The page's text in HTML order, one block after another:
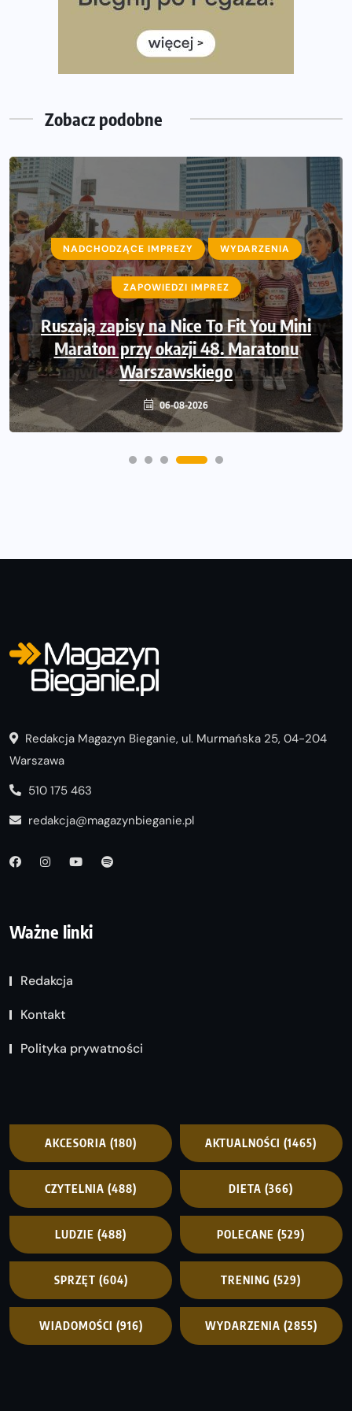
Rozbiegany Olsztyn szykuje się na weekend z
Już w tę sobotę 35. Bieg Powstania Warszawskiego.
Wystartuje rekordowa liczba uczestników
Zobacz podobne
NADCHODZĄCE IMPREZY WYDARZENIA
ZAPOWIEDZI IMPREZ
Ruszają zapisy na Nice To Fit You Mini
Maraton przy okazji 48. Maratonu
Warszawskiego
06-08-2026
Redakcja Magazyn Bieganie, ul. Murmańska 25, 04-204
Warszawa
510 175 463
redakcja@magazynbieganie.pl
Ważne linki
Redakcja
Kontakt
Polityka prywatności
AKCESORIA (180) AKTUALNOŚCI (1465)
CZYTELNIA (488) DIETA (366)
LUDZIE (488) POLECANE (529)
SPRZĘT (604) TRENING (529)
WIADOMOŚCI (916) WYDARZENIA (2855)